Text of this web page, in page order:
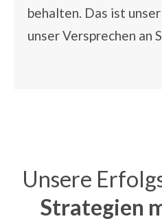
behalten. Das ist
unser Versprechen an
Unsere
Strategien